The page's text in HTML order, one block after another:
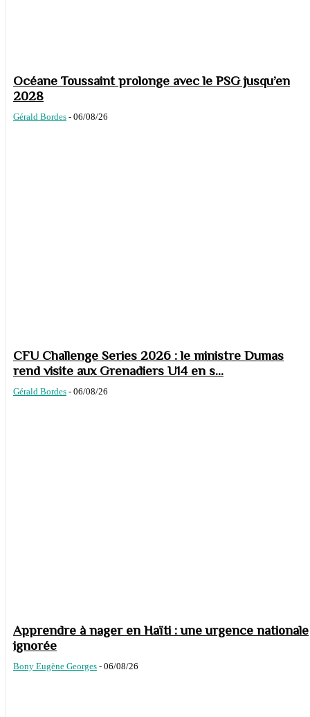
Océane Toussaint prolonge avec le PSG jusqu’en
2028
Gérald Bordes - 06/08/26
CFU Challenge Series 2026 : le ministre Dumas
rend visite aux Grenadiers U14 en s...
Gérald Bordes - 06/08/26
Apprendre à nager en Haïti : une urgence nationale
ignorée
Bony Eugène Georges - 06/08/26